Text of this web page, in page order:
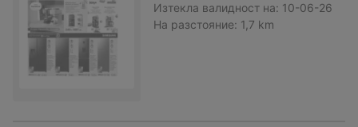
Изтекла валидност на: 10-06-26
На разстояние: 1,7 km